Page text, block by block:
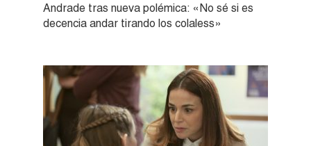
Andrade tras nueva polémica: «No sé si es
decencia andar tirando los colaless»